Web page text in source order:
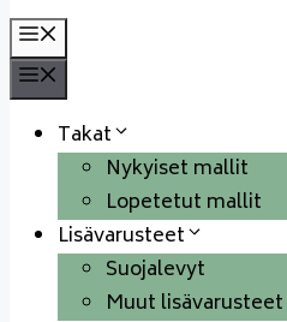
Takat
Nykyiset mallit
Lopetetut mallit
Lisävarusteet
Suojalevyt
Muut lisävarusteet